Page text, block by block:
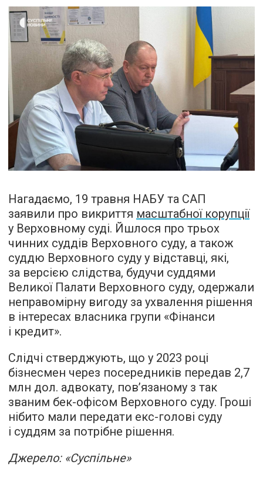
Нагадаємо, 19 травня НАБУ та САП
заявили про викриття масштабної корупції
у Верховному суді. Йшлося про трьох
чинних суддів Верховного суду, а також
суддю Верховного суду у відставці, які,
за версією слідства, будучи суддями
Великої Палати Верховного суду, одержали
неправомірну вигоду за ухвалення рішення
в інтересах власника групи «Фінанси
і кредит».
Слідчі стверджують, що у 2023 році
бізнесмен через посередників передав 2,7
млн дол. адвокату, пов’язаному з так
званим бек-офісом Верховного суду. Гроші
нібито мали передати екс-голові суду
і суддям за потрібне рішення.
Джерело: «Суспільне»